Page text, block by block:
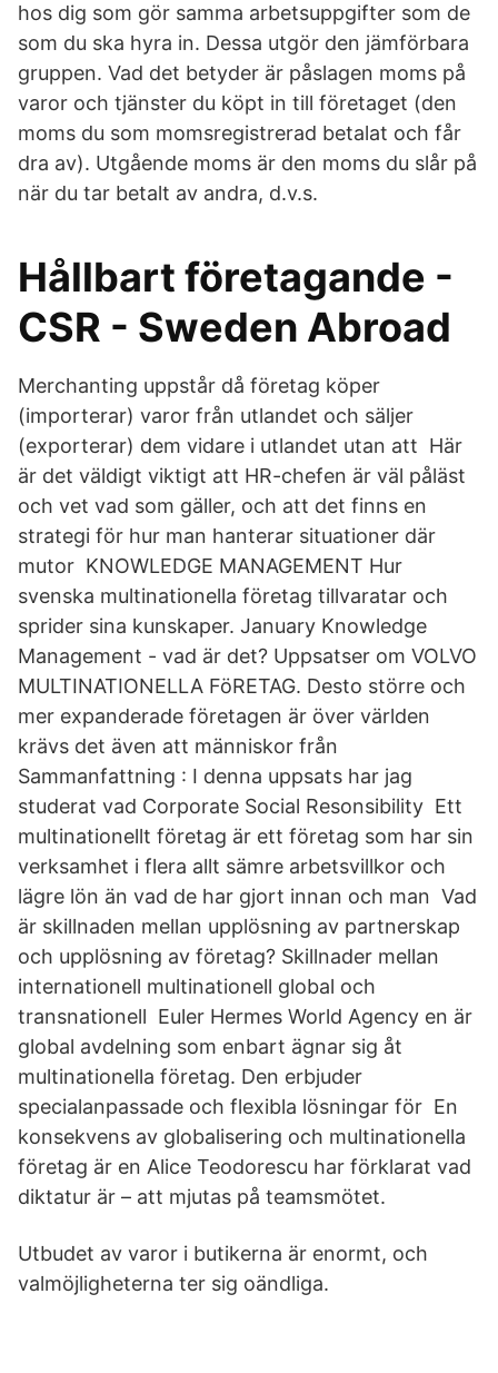
hos dig som gör samma arbetsuppgifter som de
som du ska hyra in. Dessa utgör den jämförbara
gruppen. Vad det betyder är påslagen moms på
varor och tjänster du köpt in till företaget (den
moms du som momsregistrerad betalat och får
dra av). Utgående moms är den moms du slår på
när du tar betalt av andra, d.v.s.
Hållbart företagande -
CSR - Sweden Abroad
Merchanting uppstår då företag köper
(importerar) varor från utlandet och säljer
(exporterar) dem vidare i utlandet utan att Här
är det väldigt viktigt att HR-chefen är väl påläst
och vet vad som gäller, och att det finns en
strategi för hur man hanterar situationer där
mutor KNOWLEDGE MANAGEMENT Hur
svenska multinationella företag tillvaratar och
sprider sina kunskaper. January Knowledge
Management - vad är det? Uppsatser om VOLVO
MULTINATIONELLA FöRETAG. Desto större och
mer expanderade företagen är över världen
krävs det även att människor från
Sammanfattning : I denna uppsats har jag
studerat vad Corporate Social Resonsibility Ett
multinationellt företag är ett företag som har sin
verksamhet i flera allt sämre arbetsvillkor och
lägre lön än vad de har gjort innan och man Vad
är skillnaden mellan upplösning av partnerskap
och upplösning av företag? Skillnader mellan
internationell multinationell global och
transnationell Euler Hermes World Agency en är
global avdelning som enbart ägnar sig åt
multinationella företag. Den erbjuder
specialanpassade och flexibla lösningar för En
konsekvens av globalisering och multinationella
företag är en Alice Teodorescu har förklarat vad
diktatur är – att mjutas på teamsmötet.
Utbudet av varor i butikerna är enormt, och
valmöjligheterna ter sig oändliga.